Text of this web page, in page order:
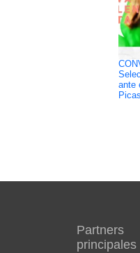
ante
Partners
principales